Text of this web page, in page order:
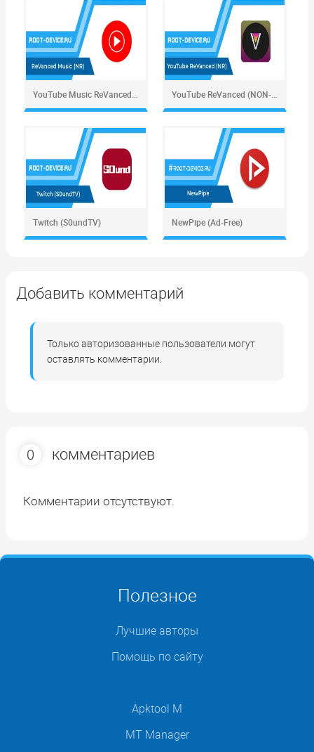
YouTube Music ReVanced (NON-ROOT) YouTube ReVanced (NON-ROOT)
Twitch (S0undTV) NewPipe (Ad-Free)
Добавить комментарий
Только авторизованные пользователи могут
оставлять комментарии.
0 комментариев
Комментарии отсутствуют.
Полезное
Лучшие авторы
Помощь по сайту
Apktool M
MT Manager